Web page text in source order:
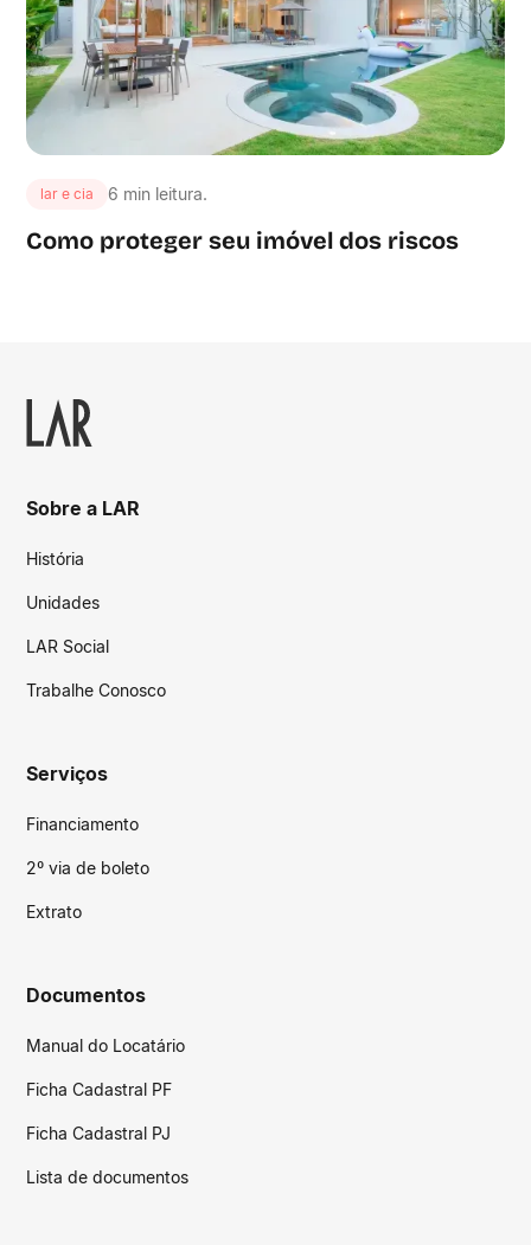
lar e cia 6 min leitura.
Como proteger seu imóvel dos riscos
Sobre a LAR
História
Unidades
LAR Social
Trabalhe Conosco
Serviços
Financiamento
2º via de boleto
Extrato
Documentos
Manual do Locatário
Ficha Cadastral PF
Ficha Cadastral PJ
Lista de documentos